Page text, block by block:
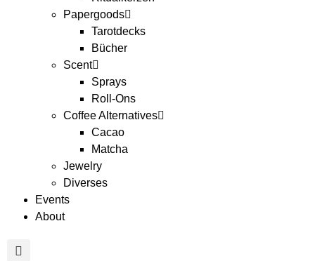
Papergoods
Tarotdecks
Bücher
Scent
Sprays
Roll-Ons
Coffee Alternatives
Cacao
Matcha
Jewelry
Diverses
Events
About